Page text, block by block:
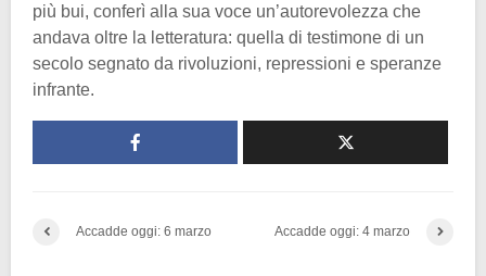
più bui, conferì alla sua voce un’autorevolezza che
andava oltre la letteratura: quella di testimone di un
secolo segnato da rivoluzioni, repressioni e speranze
infrante.
Accadde oggi: 6 marzo Accadde oggi: 4 marzo